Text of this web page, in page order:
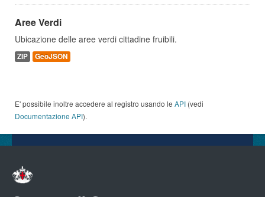
Aree Verdi
Ubicazione delle aree verdi cittadine fruibili.
ZIP GeoJSON
E' possibile inoltre accedere al registro usando le API (vedi
Documentazione API).